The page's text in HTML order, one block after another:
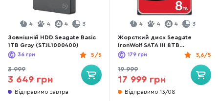
4 4 4 3
Зовнішній HDD Seagate Basic
1TB Gray (STJL1000400)
5/5
36 грн
3 999
3 649 грн
Відправимо завтра
4 4 4 3
Жорсткий диск Seagate
IronWolf SATA III 8TB
(ST8000VN004)
3,6/5
179 грн
19 999
17 999 грн
Відправимо 13/08